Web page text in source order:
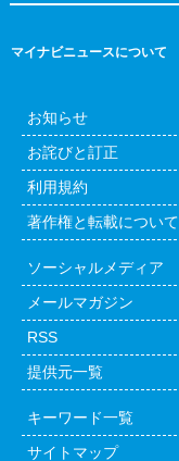
マイナビニュースについて
お知らせ
お詫びと訂正
利用規約
著作権と転載について
ソーシャルメディア
メールマガジン
RSS
提供元一覧
キーワード一覧
サイトマップ